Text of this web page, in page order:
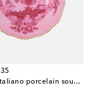
Oriente Italiano porcelain soup plate